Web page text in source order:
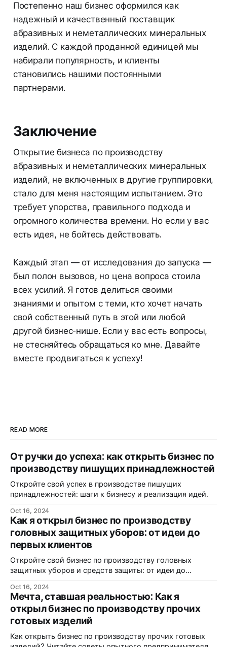
Постепенно наш бизнес оформился как
надежный и качественный поставщик
абразивных и неметаллических минеральных
изделий. С каждой проданной единицей мы
набирали популярность, и клиенты
становились нашими постоянными
партнерами.
Заключение
Открытие бизнеса по производству
абразивных и неметаллических минеральных
изделий, не включенных в другие группировки,
стало для меня настоящим испытанием. Это
требует упорства, правильного подхода и
огромного количества времени. Но если у вас
есть идея, не бойтесь действовать.
Каждый этап — от исследования до запуска —
был полон вызовов, но цена вопроса стоила
всех усилий. Я готов делиться своими
знаниями и опытом с теми, кто хочет начать
свой собственный путь в этой или любой
другой бизнес-нише. Если у вас есть вопросы,
не стесняйтесь обращаться ко мне. Давайте
вместе продвигаться к успеху!
READ MORE
От ручки до успеха: как открыть бизнес по
производству пишущих принадлежностей
Откройте свой успех в производстве пишущих
принадлежностей: шаги к бизнесу и реализация идей.
Oct 16, 2024
Как я открыл бизнес по производству
головных защитных уборов: от идеи до
первых клиентов
Откройте свой бизнес по производству головных
защитных уборов и средств защиты: от идеи до
Oct 16, 2024
Мечта, ставшая реальностью: Как я
открыл бизнес по производству прочих
готовых изделий
Как открыть бизнес по производству прочих готовых